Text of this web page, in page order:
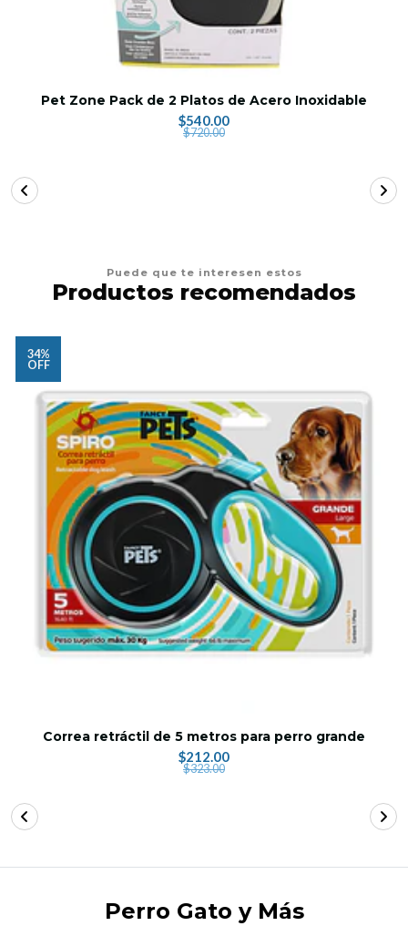
Pet Zone Pack de 2 Platos de Acero Inoxidable
$540.00
$720.00
Puede que te interesen estos
Productos recomendados
34%
OFF
Correa retráctil de 5 metros para perro grande
$212.00
$323.00
Perro Gato y Más